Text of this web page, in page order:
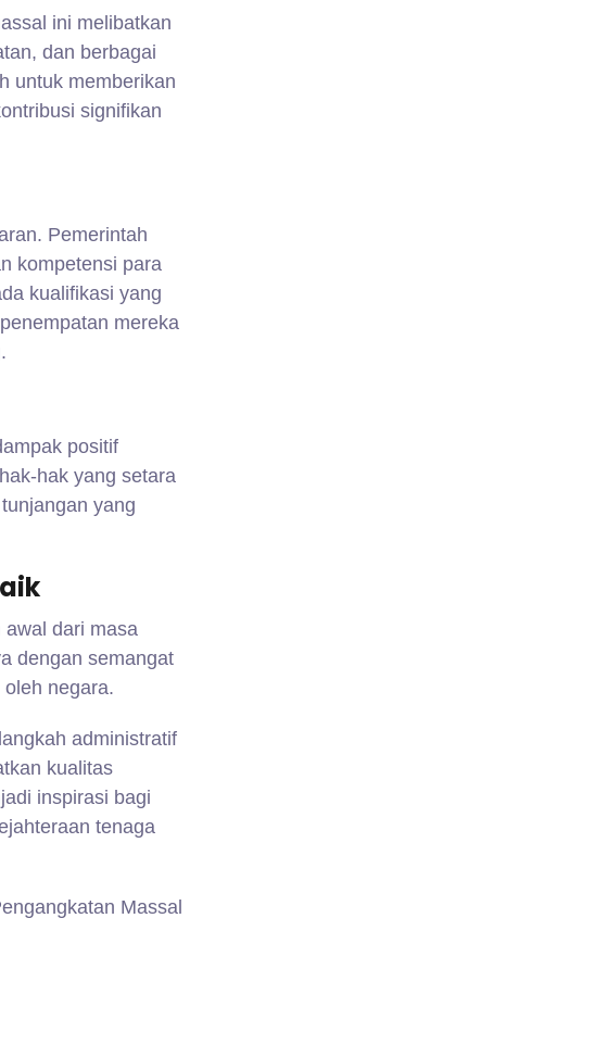
ini melibatkan
dan berbagai
untuk memberikan
signifikan
Pemerintah
kompetensi para
kualifikasi yang
mereka
positif
hak yang setara
yang
awal dari masa
dengan semangat
negara.
administratif
kualitas
inspirasi bagi
tenaga
Massal